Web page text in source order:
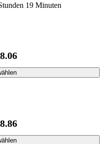
19 Minuten